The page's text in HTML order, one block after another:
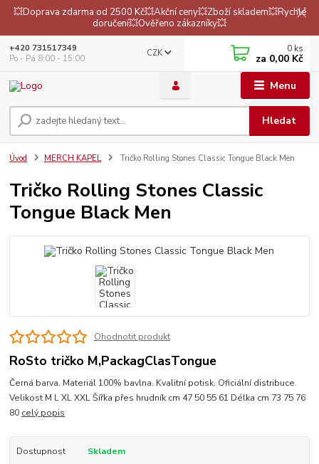
💥Doprava zdarma od 2500 Kč💥Akční ceny💥Zboží skladem💥Rychlé
doručení💥Ověřeno zákazníky💥
Menu
CZK
Hledat
+420 731517349
Po - Pá 8:00 - 15:00
0 ks
za 0,00 Kč
Úvod MERCH KAPEL Tričko Rolling Stones Classic Tongue Black Men
Tričko Rolling Stones Classic
Tongue Black Men
Ohodnotit produkt
RoSto tričko M,PackagClasTongue
Černá barva. Materiál 100% bavlna. Kvalitní potisk. Oficiální distribuce.
Velikost M L XL XXL Šířka přes hrudník cm 47 50 55 61 Délka cm 73 75 76
80 celý popis
Dostupnost
Skladem